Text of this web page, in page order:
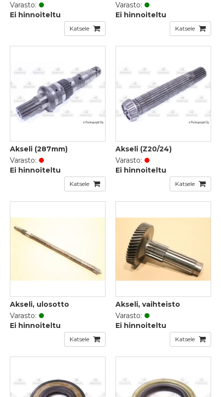
Varasto:
Ei hinnoiteltu
Katsele
Varasto:
Ei hinnoiteltu
Katsele
Akseli (287mm)
Varasto:
Ei hinnoiteltu
Katsele
Akseli (Z20/24)
Varasto:
Ei hinnoiteltu
Katsele
Akseli, ulosotto
Varasto:
Ei hinnoiteltu
Katsele
Akseli, vaihteisto
Varasto:
Ei hinnoiteltu
Katsele